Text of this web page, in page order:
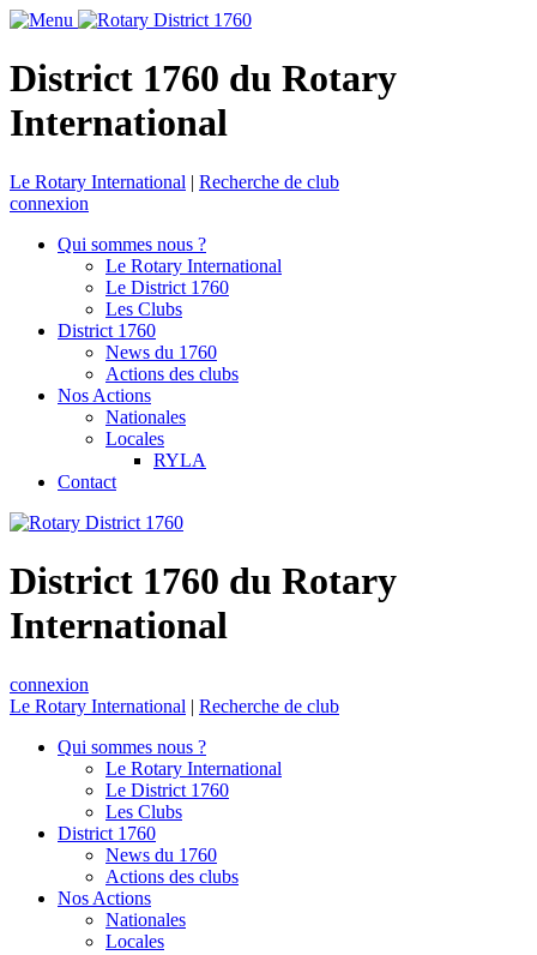
District 1760 du Rotary
International
Le Rotary International | Recherche de club
connexion
Qui sommes nous ?
Le Rotary International
Le District 1760
Les Clubs
District 1760
News du 1760
Actions des clubs
Nos Actions
Nationales
Locales
RYLA
Contact
District 1760 du Rotary
International
connexion
Le Rotary International | Recherche de club
Qui sommes nous ?
Le Rotary International
Le District 1760
Les Clubs
District 1760
News du 1760
Actions des clubs
Nos Actions
Nationales
Locales